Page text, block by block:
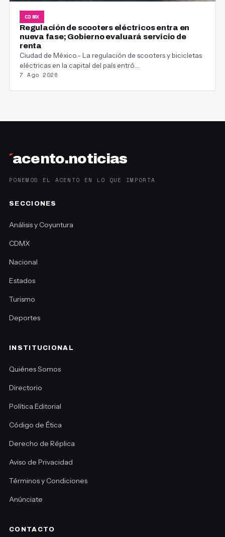
CDMX
Regulación de scooters eléctricos entra en
nueva fase; Gobierno evaluará servicio de
renta
Ciudad de México.- La regulación de scooters y bicicletas
eléctricas en la capital del país entró…
7 Ago 2026
´acento.noticias
PONEMOS EL ACENTO EN LO QUE IMPORTA
SECCIONES
Análisis y Coyuntura
CDMX
Nacional
Estados
Turismo
Deportes
INSTITUCIONAL
Quiénes Somos
Directorio
Política Editorial
Código de Ética
Derecho de Réplica
Aviso de Privacidad
Términos y Condiciones
Anúnciate
CONTACTO